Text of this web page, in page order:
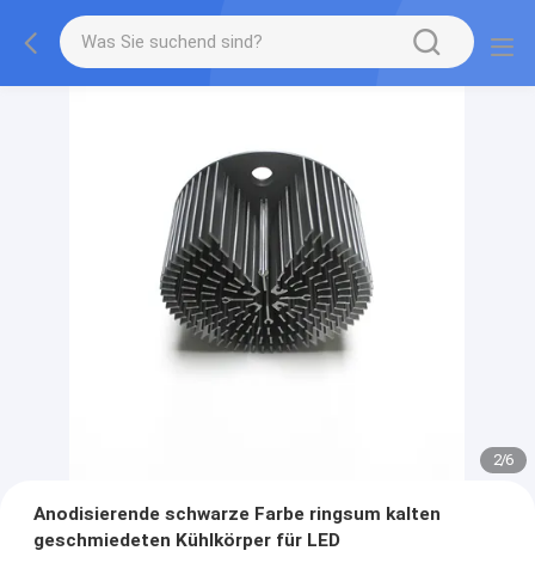
2/6
Anodisierende schwarze Farbe ringsum kalten
geschmiedeten Kühlkörper für LED